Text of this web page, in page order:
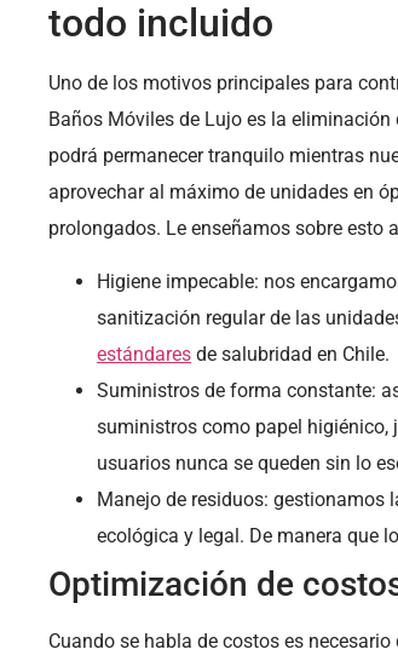
todo incluido
Uno de los motivos principales para
Baños Móviles de Lujo es la
podrá permanecer tranquilo mientras
aprovechar al máximo de unidades en
prolongados. Le enseñamos sobre esto
Higiene impecable: nos
sanitización regular de las
estándares de salubridad en Chile.
Suministros de forma constante:
suministros como papel higiénico,
usuarios nunca se queden sin lo
Manejo de residuos: gestionamos
ecológica y legal. De manera que
Optimización de
Cuando se habla de costos es